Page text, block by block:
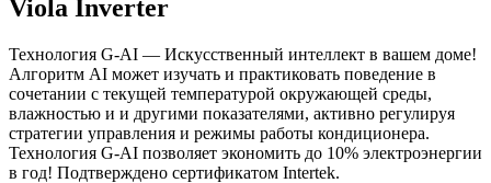
Viola Inverter
Технология G-AI — Искусственный интеллект в вашем доме!
Алгоритм AI может изучать и практиковать поведение в
сочетании с текущей температурой окружающей среды,
влажностью и и другими показателями, активно регулируя
стратегии управления и режимы работы кондиционера.
Технология G-AI позволяет экономить до 10% электроэнергии
в год! Подтверждено сертификатом Intertek.